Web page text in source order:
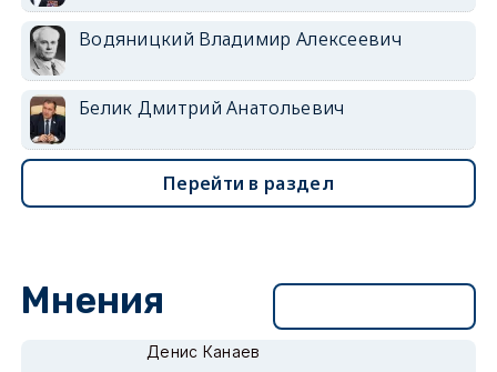
Водяницкий Владимир Алексеевич
Белик Дмитрий Анатольевич
Перейти в раздел
Мнения
Денис Канаев